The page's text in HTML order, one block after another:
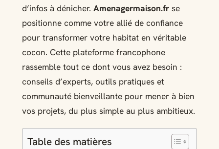
d’infos à dénicher. Amenagermaison.frse
positionne comme votre allié de confiance
pour transformer votre habitat en véritable
cocon. Cette plateforme francophone
rassemble tout ce dont vous avez besoin :
conseils d’experts, outils pratiques et
communauté bienveillante pour mener à bien
vos projets, du plus simple au plus ambitieux.
Table des matières